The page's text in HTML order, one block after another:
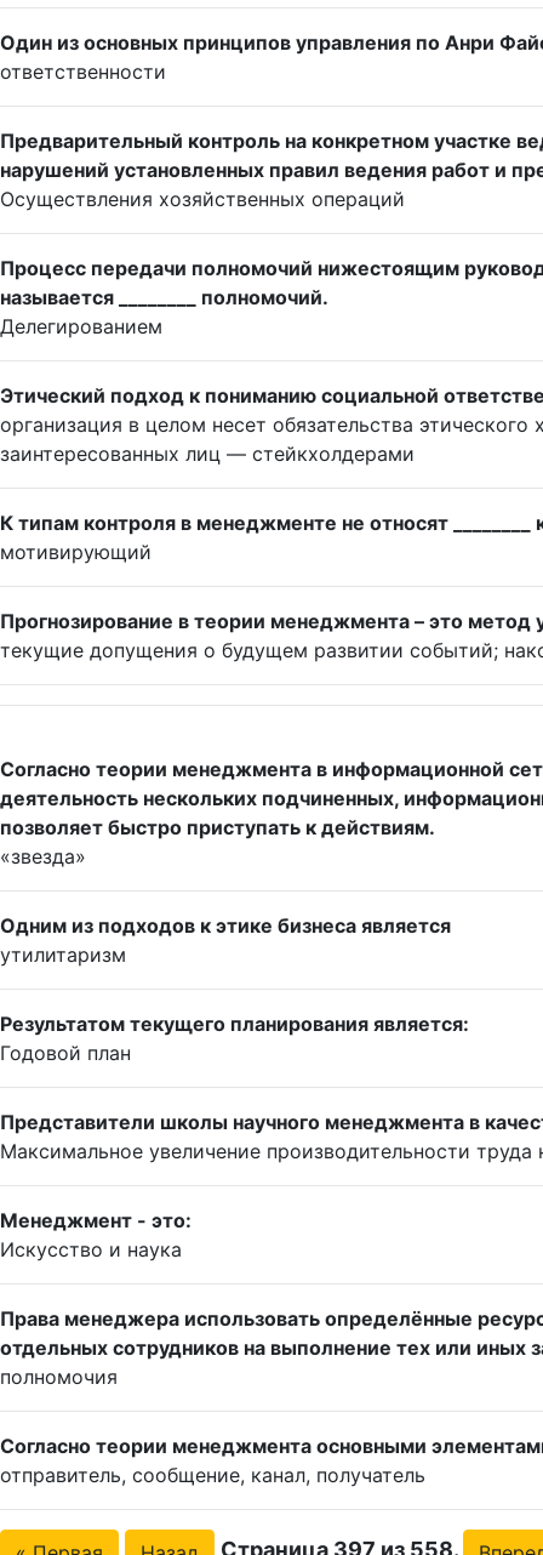
Один из основных принципов управления по Анри
ответственности
Предварительный контроль на конкретном участке
нарушений установленных правил ведения работ и
Осуществления хозяйственных операций
Процесс передачи полномочий нижестоящим
называется ________ полномочий.
Делегированием
Этический подход к пониманию социальной
организация в целом несет обязательства
заинтересованных лиц — стейкхолдерами
К типам контроля в менеджменте не относят ________
мотивирующий
Прогнозирование в теории менеджмента – это метод
текущие допущения о будущем развитии событий;
Согласно теории менеджмента в информационной
деятельность нескольких подчиненных,
позволяет быстро приступать к действиям.
«звезда»
Одним из подходов к этике бизнеса является
утилитаризм
Результатом текущего планирования является:
Годовой план
Представители школы научного менеджмента в
Максимальное увеличение производительности труда
Менеджмент - это:
Искусство и наука
Права менеджера использовать определённые
отдельных сотрудников на выполнение тех или иных
полномочия
Согласно теории менеджмента основными
отправитель, сообщение, канал, получатель